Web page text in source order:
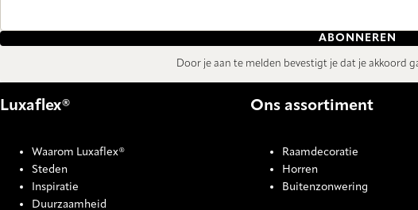
ABONNEREN
Door je aan te melden bevestigt je dat je akkoord
Luxaflex®
Waarom Luxaflex®
Steden
Inspiratie
Duurzaamheid
Ons assortiment
Raamdecoratie
Horren
Buitenzonwering